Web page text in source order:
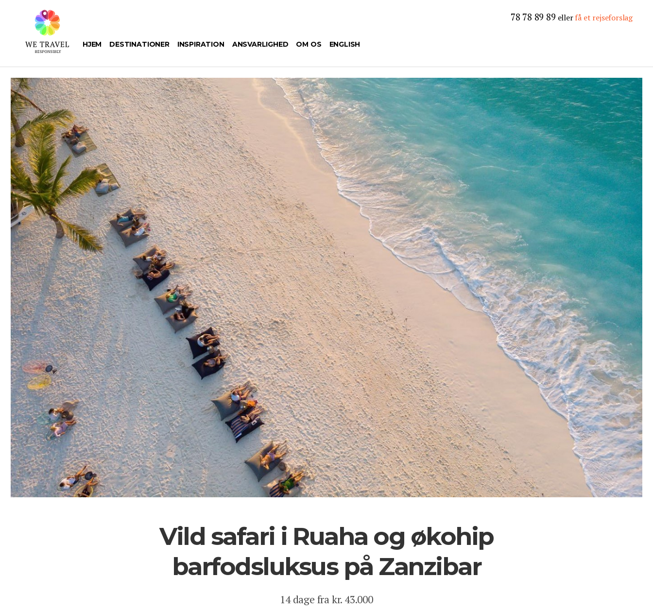
hovedindhold
HJEM DESTINATIONER INSPIRATION ANSVARLIGHED OM OS ENGLISH
78 78 89 89 ellerfå et rejseforslag
Vild safari i Ruaha og økohip
barfodsluksus på Zanzibar
14 dage fra kr. 43.000